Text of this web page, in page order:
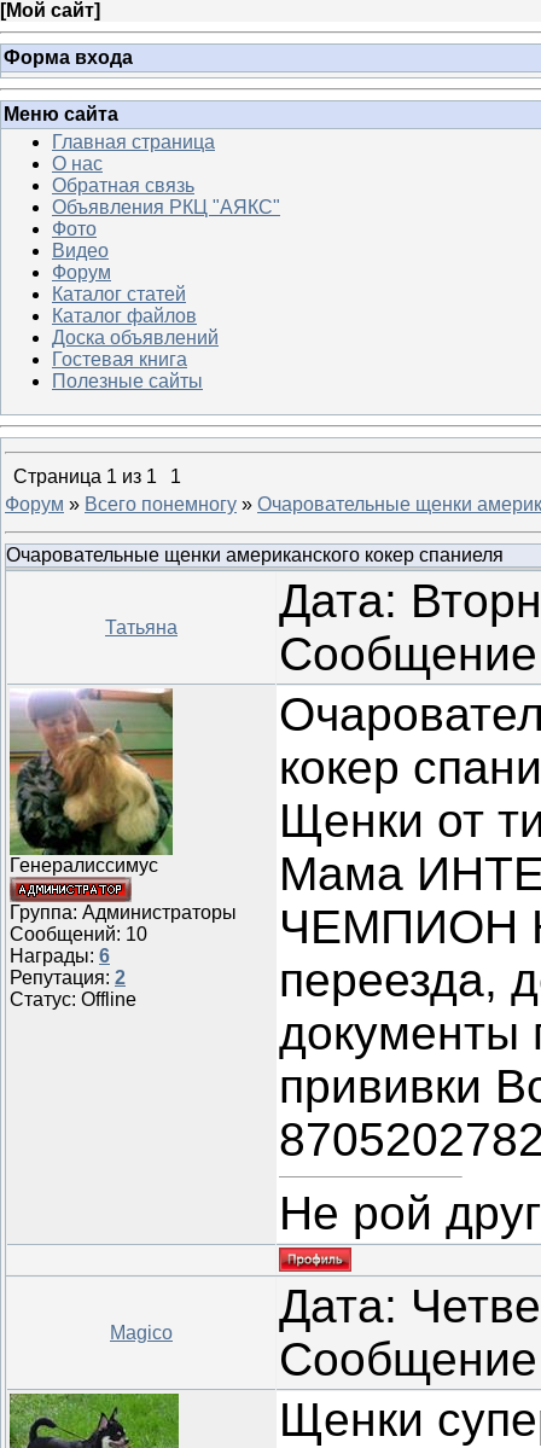
[Мой сайт]
Форма входа
Меню сайта
Главная страница
О нас
Обратная связь
Объявления РКЦ "АЯКС"
Фото
Видео
Форум
Каталог статей
Каталог файлов
Доска объявлений
Гостевая книга
Полезные сайты
Страница 1 из 1
1
Форум » Всего понемногу » Очаровательные щенки
Очаровательные щенки американского кокер спаниеля
Татьяна
Дата:
Генералиссимус
Группа: Администраторы
Сообщений: 10
Награды: 6
Репутация: 2
Статус: Offline
кокер
Щенки от
Мама
ЧЕМПИОН
переезда,
документы
прививки
Не рой
Magico
Дата:
Щенки